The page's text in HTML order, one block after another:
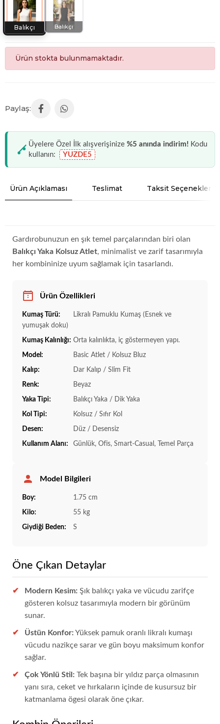
Balıkçı Balıkçı
Ürün stokta bulunmamaktadır.
Üyelere Özel İlk alışverişinize %5 anında indirim! Kodu
kullanın:
YUZDE5
Ürün Açıklaması Teslimat Taksit Seçenekleri
Gardırobunuzun en şık temel parçalarından biri olan
Balıkçı Yaka Kolsuz Atlet, minimalist ve zarif tasarımıyla
her kombininize uyum sağlamak için tasarlandı.
Ürün Özellikleri
Kumaş Türü:
Likralı Pamuklu Kumaş (Esnek ve
yumuşak doku)
Kumaş Kalınlığı: Orta kalınlıkta, iç göstermeyen yapı.
Model: Basic Atlet / Kolsuz Bluz
Kalıp: Dar Kalıp / Slim Fit
Renk: Beyaz
Yaka Tipi: Balıkçı Yaka / Dik Yaka
Kol Tipi: Kolsuz / Sıfır Kol
Desen: Düz / Desensiz
Kullanım Alanı: Günlük, Ofis, Smart-Casual, Temel Parça
Model Bilgileri
Boy: 1.75 cm
Kilo: 55 kg
Giydiği Beden: S
Öne Çıkan Detaylar
Modern Kesim: Şık balıkçı yaka ve vücudu zarifçe
gösteren kolsuz tasarımıyla modern bir görünüm
sunar.
Üstün Konfor: Yüksek pamuk oranlı likralı kumaşı
vücudu nazikçe sarar ve gün boyu maksimum konfor
sağlar.
Çok Yönlü Stil: Tek başına bir yıldız parça olmasının
yanı sıra, ceket ve hırkaların içinde de kusursuz bir
katmanlama ögesi olarak öne çıkar.